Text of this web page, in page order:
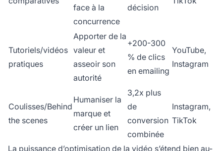
face à la
concurrence
décision
Tutoriels/vidéos
pratiques
Apporter de la
valeur et
asseoir son
autorité
+200-300
% de clics
en emailing
YouTube,
Instagram
Coulisses/Behind
the scenes
Humaniser la
marque et
créer un lien
3,2x plus
de
conversion
combinée
Instagram,
TikTok
La puissance d’optimisation de la vidéo s’étend bien au-